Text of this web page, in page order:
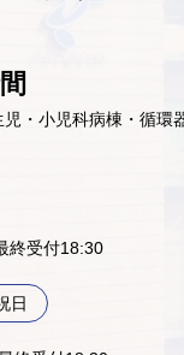
児・小児科病棟・循環
終受付18:30
日